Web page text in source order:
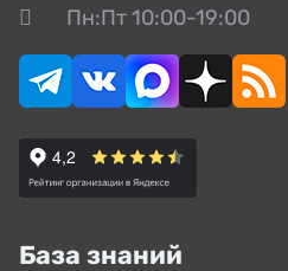
Пн:Пт 10:00-19:00
База знаний